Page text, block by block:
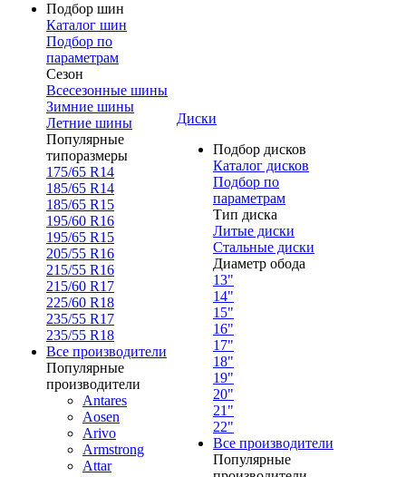
Подбор шин
Каталог шин
Подбор по
параметрам
Сезон
Всесезонные шины
Зимние шины
Летние шины
Популярные
типоразмеры
175/65 R14
185/65 R14
185/65 R15
195/60 R16
195/65 R15
205/55 R16
215/55 R16
215/60 R17
225/60 R18
235/55 R17
235/55 R18
Все производители
Популярные
производители
Antares
Aosen
Arivo
Armstrong
Attar
Диски
Подбор дисков
Каталог дисков
Подбор по
параметрам
Тип диска
Литые диски
Стальные диски
Диаметр обода
13"
14"
15"
16"
17"
18"
19"
20"
21"
22"
Все производители
Популярные